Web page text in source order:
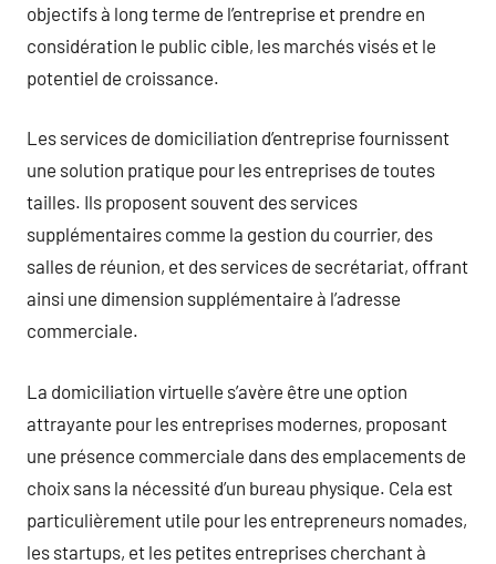
objectifs à long terme de l’entreprise et prendre en
considération le public cible, les marchés visés et le
potentiel de croissance.
Les services de domiciliation d’entreprise fournissent
une solution pratique pour les entreprises de toutes
tailles. Ils proposent souvent des services
supplémentaires comme la gestion du courrier, des
salles de réunion, et des services de secrétariat, offrant
ainsi une dimension supplémentaire à l’adresse
commerciale.
La domiciliation virtuelle s’avère être une option
attrayante pour les entreprises modernes, proposant
une présence commerciale dans des emplacements de
choix sans la nécessité d’un bureau physique. Cela est
particulièrement utile pour les entrepreneurs nomades,
les startups, et les petites entreprises cherchant à